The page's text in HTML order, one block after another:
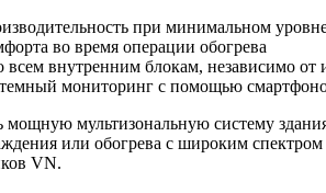
при минимальном
во время операции обогрева
всем внутренним блокам, независимо
мониторинг с помощью
мультизональную систему
или обогрева с широким
VN.